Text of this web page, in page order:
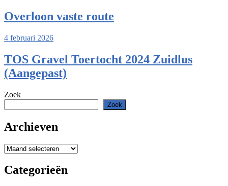
Overloon vaste route
4 februari 2026
TOS Gravel Toertocht 2024 Zuidlus
(Aangepast)
Zoek
Zoek
Archieven
Archieven
Categorieën